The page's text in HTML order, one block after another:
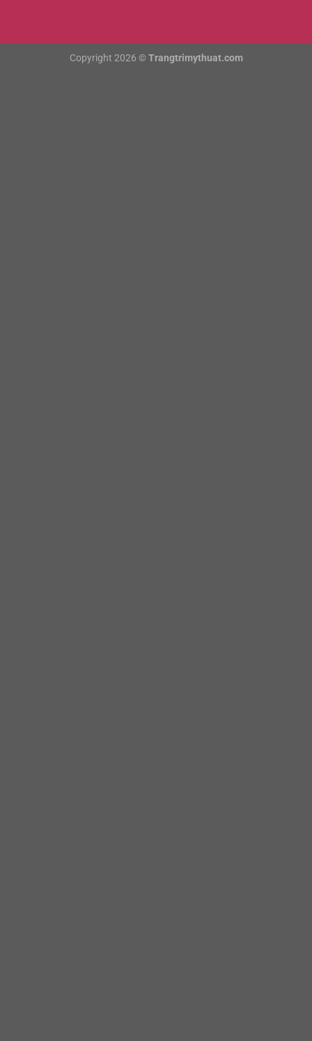
Copyright 2026 © Trangtrimythuat.com